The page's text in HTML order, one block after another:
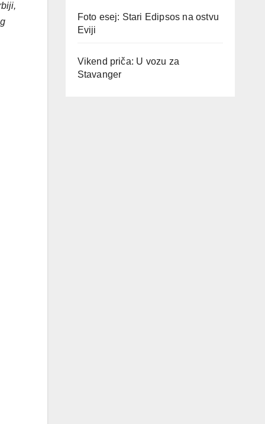
Foto esej: Stari Edipsos na ostvu
Eviji
Vikend priča: U vozu za
Stavanger